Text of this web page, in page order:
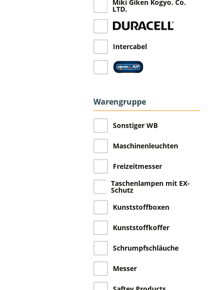
Miki Giken Kogyo. Co.
LTD.
Intercabel
Warengruppe
Sonstiger WB
Maschinenleuchten
Freizeitmesser
Taschenlampen mit EX-
Schutz
Kunststoffboxen
Kunststoffkoffer
Schrumpfschläuche
Messer